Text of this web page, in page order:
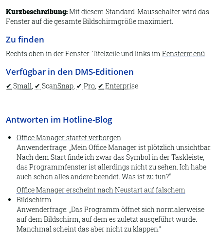
Importieren
Information
Synchronisieren
Neues Archiv
Archiv öffnen
Eigenschaften
Report
Dubletten suchen
DATEV Buchungstexte
Lexware Buchhalter
Beenden
An Steuerberater senden
Dokumenttyp
Kurzbeschreibung:Mit diesem Standard-Mausschalter wird das
Fenster auf die gesamte Bildschirmgröße maximiert.
Zu finden
Rechts oben in der Fenster-Titelzeile und links im Fenstermenü
Verfügbar in den DMS-Editionen
Small ScanSnap Pro Enterprise
Antworten im Hotline-Blog
Office Manager startet verborgen
Anwenderfrage: Mein Office Manager ist plötzlich unsichtbar.
Nach dem Start finde ich zwar das Symbol in der Taskleiste,
das Programmfenster ist allerdings nicht zu sehen. Ich habe
auch schon alles andere beendet. Was ist zu tun?
Office Manager erscheint nach Neustart auf falschem
Bildschirm
Anwenderfrage: Das Programm öffnet sich normalerweise
auf dem Bildschirm, auf dem es zuletzt ausgeführt wurde.
Manchmal scheint das aber nicht zu klappen.